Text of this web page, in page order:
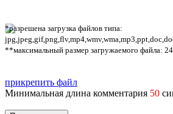
*разрешена загрузка файлов типа:
**максимальный размер загружаемого файла:
прикрепить файл
Минимальная длина комментария 50